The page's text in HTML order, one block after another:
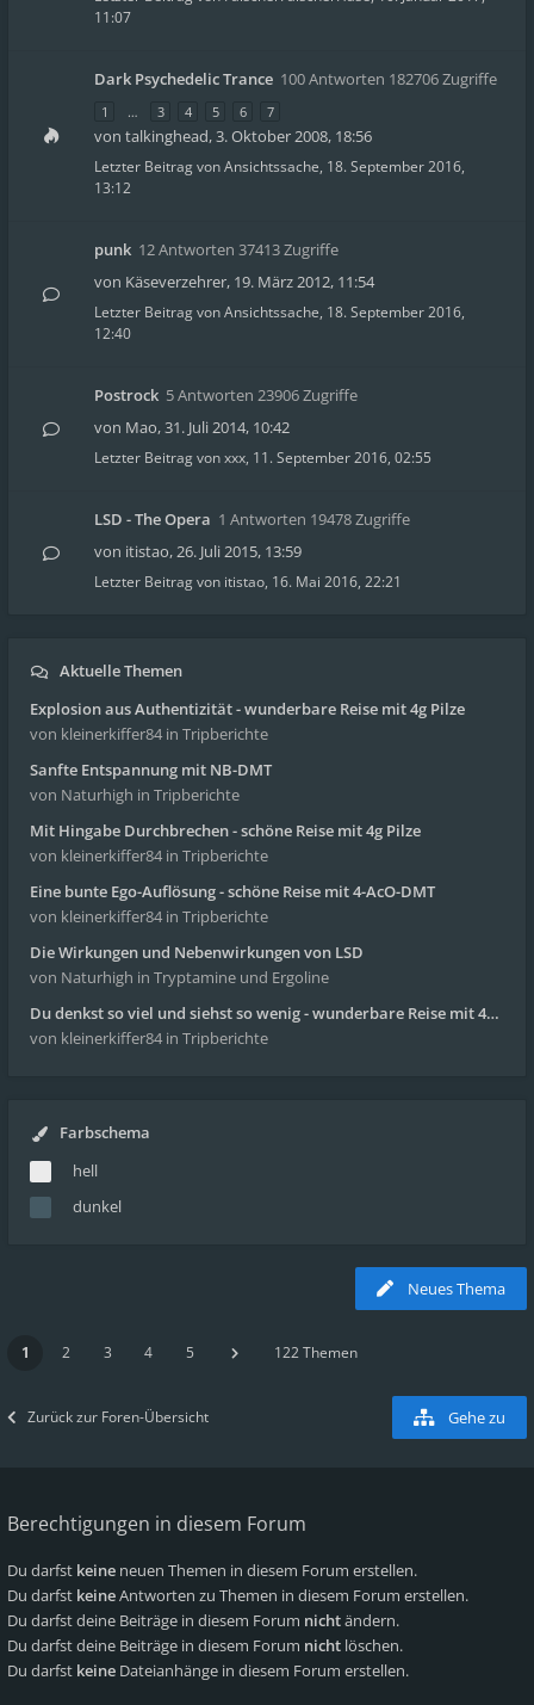
11:07
Dark Psychedelic Trance 100 Antworten 182706 Zugriffe
1 … 3 4 5 6 7
von talkinghead,3. Oktober 2008, 18:56
Letzter Beitrag vonAnsichtssache, 18. September 2016,
13:12
punk 12 Antworten 37413 Zugriffe
von Käseverzehrer, 19. März 2012, 11:54
Letzter Beitrag vonAnsichtssache, 18. September 2016,
12:40
Postrock 5 Antworten 23906 Zugriffe
von Mao,31. Juli 2014, 10:42
Letzter Beitrag vonxxx, 11. September 2016, 02:55
LSD - The Opera 1 Antworten 19478 Zugriffe
von itistao,26. Juli 2015, 13:59
Letzter Beitrag von itistao, 16. Mai 2016, 22:21
Aktuelle Themen
Explosion aus Authentizität - wunderbare Reise mit 4g Pilze
von kleinerkiffer84 in Tripberichte
Sanfte Entspannung mit NB-DMT
von Naturhigh in Tripberichte
Mit Hingabe Durchbrechen - schöne Reise mit 4g Pilze
von kleinerkiffer84 in Tripberichte
Eine bunte Ego-Auflösung - schöne Reise mit 4-AcO-DMT
von kleinerkiffer84 in Tripberichte
Die Wirkungen und Nebenwirkungen von LSD
von Naturhigh in Tryptamine und Ergoline
Du denkst so viel und siehst so wenig - wunderbare Reise mit 4g Pilze
von kleinerkiffer84 in Tripberichte
Farbschema
hell
dunkel
Neues Thema
1 2 3 4 5 122 Themen
Zurück zur Foren-Übersicht Gehe zu
Berechtigungen in diesem Forum
Du darfst keine neuen Themen in diesem Forum erstellen.
Du darfst keineAntworten zu Themen in diesem Forum erstellen.
Du darfst deine Beiträge in diesem Forum nichtändern.
Du darfst deine Beiträge in diesem Forum nicht löschen.
Du darfst keine Dateianhänge in diesem Forum erstellen.